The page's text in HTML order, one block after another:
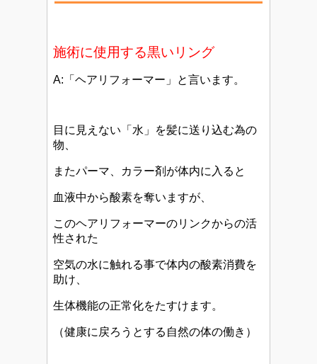
施術に使用する黒いリング
A:「ヘアリフォーマー」と言います。
目に見えない「水」を髪に送り込む為の
物、
またパーマ、カラー剤が体内に入ると
血液中から酸素を奪いますが、
このヘアリフォーマーのリンクからの活
性された
空気の水に触れる事で体内の酸素消費を
助け、
生体機能の正常化をたすけます。
（健康に戻ろうとする自然の体の働き）